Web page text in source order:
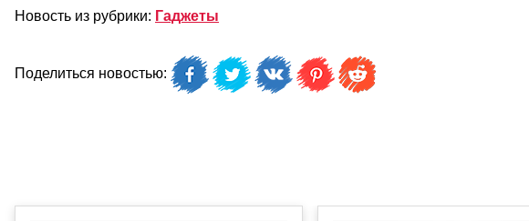
Новость из рубрики: Гаджеты
Поделиться новостью: